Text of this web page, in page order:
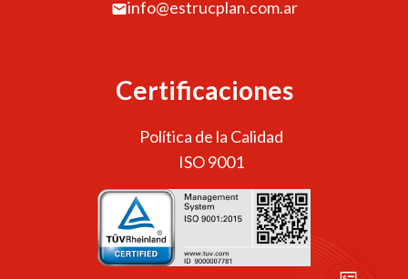
info@estrucplan.com.ar
Certificaciones
Política de la Calidad
ISO 9001